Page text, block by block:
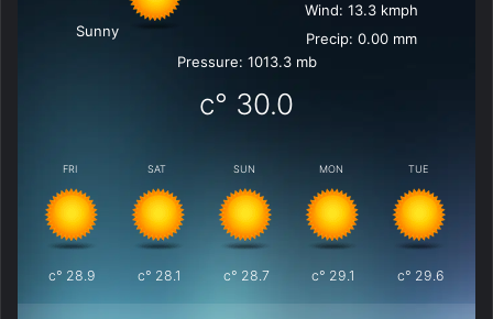
Sunny
Wind: 13.3 kmph
Precip: 0.00 mm
Pressure: 1013.3 mb
30.0
°c
FRI
28.9
°c
SAT
28.1
°c
SUN
28.7
°c
MON
29.1
°c
TUE
29.6
°c